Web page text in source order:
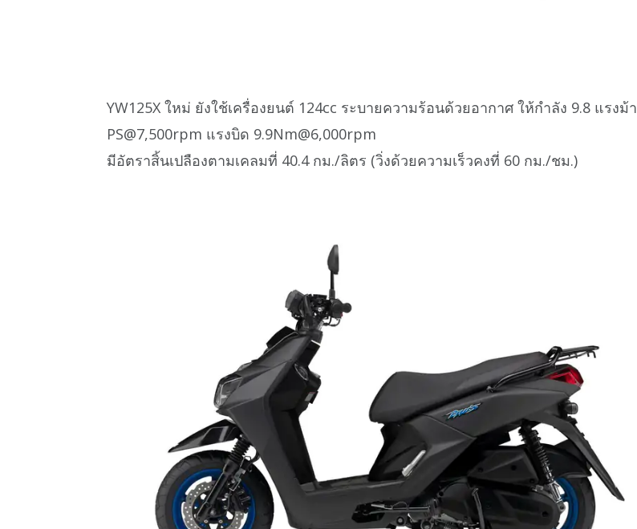
YW125X ใหม่ ยังใช้เครื่องยนต์ 124cc ระบายความร้อนด้วยอากาศ ให้กำลัง 9.8 แรงม้า
PS@7,500rpm แรงบิด 9.9Nm@6,000rpm
มีอัตราสิ้นเปลืองตามเคลมที่ 40.4 กม./ลิตร (วิ่งด้วยความเร็วคงที่ 60 กม./ชม.)